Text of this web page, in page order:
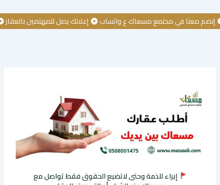
معنا في مجتمع مسعاك ع واتساب إعلانك يصل للمهتمين بالعقار كن
إبراء للذمة وحتى لاتضيع الحقوق فقط تواصل مع